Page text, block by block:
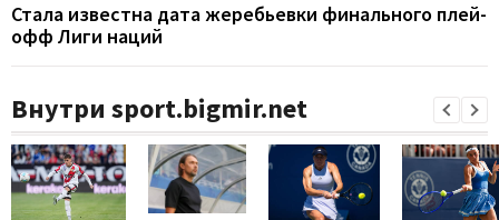
Стала известна дата жеребьевки финального плей-
офф Лиги наций
Внутри sport.bigmir.net